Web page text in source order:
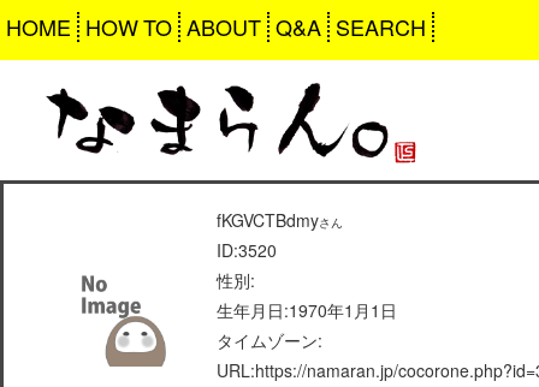
HOME HOW TO ABOUT Q&A SEARCH
fKGVCTBdmyさん
ID:3520
性別:
生年月日:1970年1月1日
タイムゾーン:
URL:https://namaran.jp/